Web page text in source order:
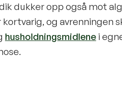
dukker opp også mot
og avrenningen
husholdningsmidlene i